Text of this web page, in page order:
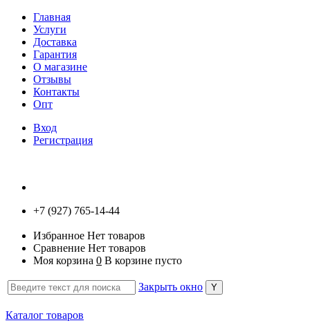
Главная
Услуги
Доставка
Гарантия
О магазине
Отзывы
Контакты
Опт
Вход
Регистрация
+7 (927) 765-14-44
Избранное Нет товаров
Сравнение Нет товаров
Моя корзина 0 В корзине пусто
Закрыть окно
Каталог товаров